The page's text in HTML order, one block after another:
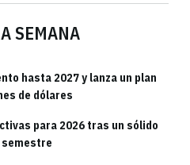
SEMANA
hasta 2027 y lanza un plan
de dólares
para 2026 tras un sólido